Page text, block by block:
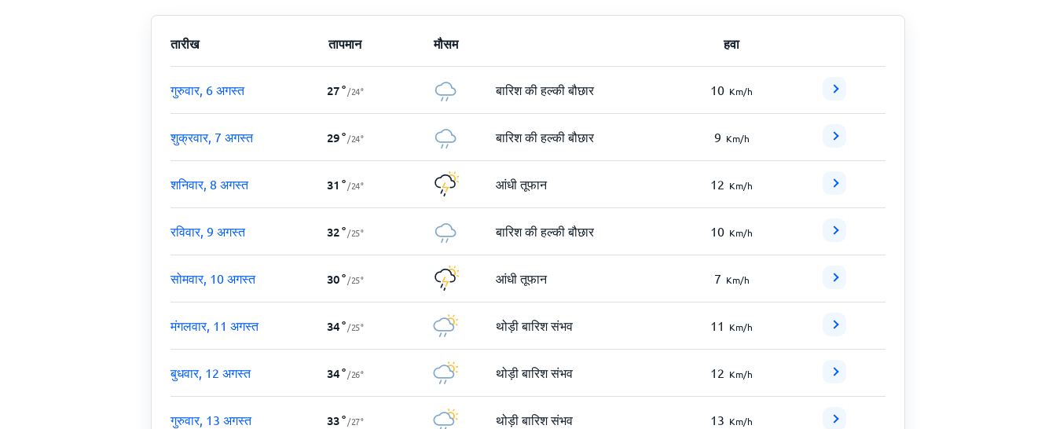
तारीख तापमान मौसम हवा
गुरुवार, 6 अगस्त 27° /24° बारिश की हल्की बौछार 10 Km/h
शुक्रवार, 7 अगस्त 29° /24° बारिश की हल्की बौछार 9 Km/h
शनिवार, 8 अगस्त 31 ° /24° आंधी तूफान 12 Km/h
रविवार, 9 अगस्त 32° /25° बारिश की हल्की बौछार 10 Km/h
सोमवार, 10 अगस्त 30° /25° आंधी तूफान 7 Km/h
मंगलवार, 11 अगस्त 34° /25° थोड़ी बारिश संभव 11 Km/h
बुधवार, 12 अगस्त 34° /26° थोड़ी बारिश संभव 12 Km/h
गुरुवार, 13 अगस्त 33° /27° थोड़ी बारिश संभव 13 Km/h